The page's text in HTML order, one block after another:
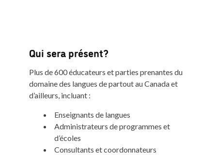
Qui sera présent?
Plus de 600 éducateurs et parties prenantes du
domaine des langues de partout au Canada et
d’ailleurs, incluant :
Enseignants de langues
Administrateurs de programmes et
d’écoles
Consultants et coordonnateurs